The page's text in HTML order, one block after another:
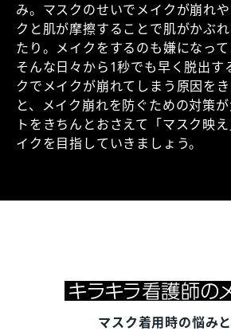
み。マスクのせいでメイクが崩れ
クと肌が摩擦することで肌がかぶ
たり。メイクをするのも嫌になって
そんな日々から1秒でも早く脱出す
クでメイクが崩れてしまう原因を
と、メイク崩れを防ぐための対策
トをきちんとおさえて「マスク映
イクを目指していきましょう。
マスク着用時の悩み